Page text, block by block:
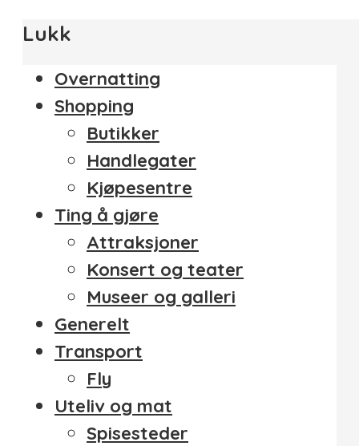
Lukk
Overnatting
Shopping
Butikker
Handlegater
Kjøpesentre
Ting å gjøre
Attraksjoner
Konsert og teater
Museer og galleri
Generelt
Transport
Fly
Uteliv og mat
Spisesteder